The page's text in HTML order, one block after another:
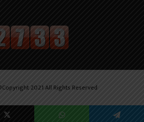
2021 All Rights Reserved